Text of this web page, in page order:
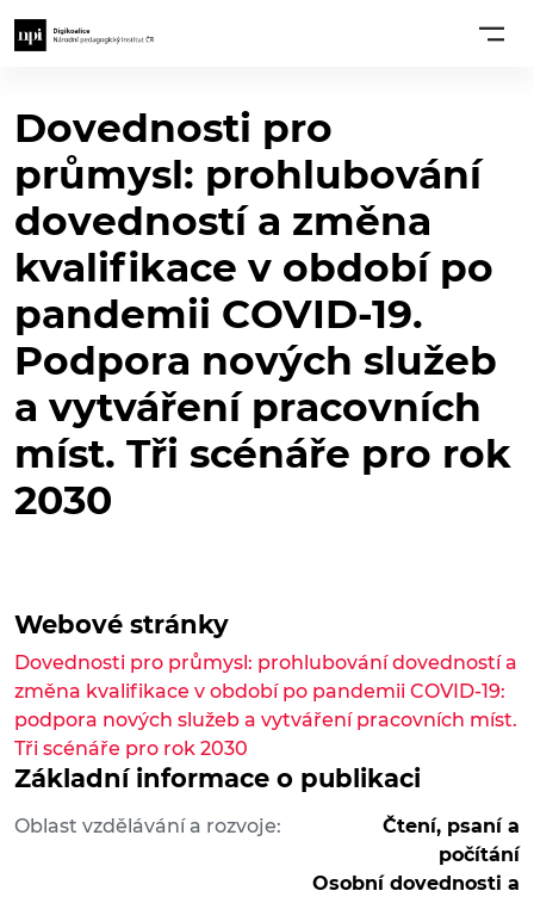
Dovednosti pro
průmysl: prohlubování
dovedností a změna
kvalifikace v období po
pandemii COVID-19.
Podpora nových služeb
a vytváření pracovních
míst. Tři scénáře pro rok
2030
Základní informace o publikaci
Oblast vzdělávání a rozvoje:
Čtení, psaní a
počítání
Osobní dovednosti a
Webové stránky
Dovednosti pro průmysl: prohlubování dovedností a
změna kvalifikace v období po pandemii COVID-19:
podpora nových služeb a vytváření pracovních míst.
Tři scénáře pro rok 2030